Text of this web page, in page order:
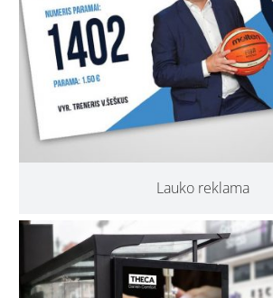
Lauko reklama